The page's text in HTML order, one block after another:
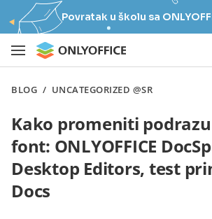
Povratak u školu sa
BLOG / UNCATEGORIZED @SR
Kako promeniti
font: ONLYOFFICE
Desktop Editors, test
Docs